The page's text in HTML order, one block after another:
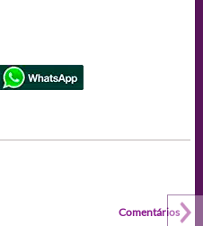
Comentários